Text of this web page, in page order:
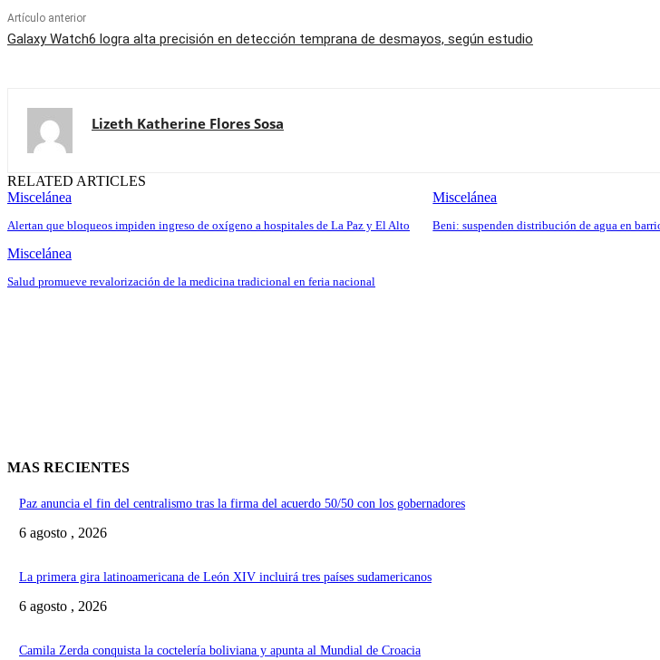
Artículo anterior
Galaxy Watch6 logra alta precisión en detección temprana de desmayos, según estudio
Lizeth Katherine Flores Sosa
RELATED ARTICLES
Miscelánea
Alertan que bloqueos impiden ingreso de oxígeno a hospitales de La Paz y El Alto
Miscelánea
Beni: suspenden distribución de agua en
Miscelánea
Salud promueve revalorización de la medicina tradicional en feria nacional
MAS RECIENTES
Paz anuncia el fin del centralismo tras la firma del acuerdo 50/50 con los gobernadores
6 agosto , 2026
La primera gira latinoamericana de León XIV incluirá tres países sudamericanos
6 agosto , 2026
Camila Zerda conquista la coctelería boliviana y apunta al Mundial de Croacia